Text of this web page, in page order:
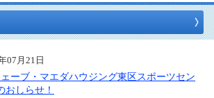
07月21日
ェーブ・マエダハウジング東区スポーツセン
おしらせ！